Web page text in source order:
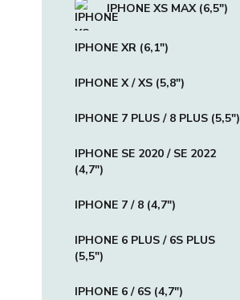
IPHONE XS MAX (6,5")
IPHONE XR (6,1")
IPHONE X / XS (5,8")
IPHONE 7 PLUS / 8 PLUS (5,5")
IPHONE SE 2020 / SE 2022
(4,7")
IPHONE 7 / 8 (4,7")
IPHONE 6 PLUS / 6S PLUS
(5,5")
IPHONE 6 / 6S (4,7")